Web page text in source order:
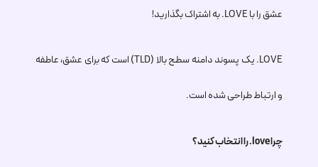
عشق را با.LOVEبه اشتراک بگذارید!
.LOVE یک پسوند دامنه سطح بالا (TLD) است که برای عشق، عاطفه
و ارتباط طراحی شده است.
چرا.loveرا انتخاب کنید؟